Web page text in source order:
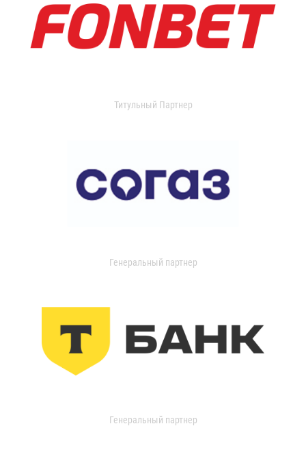
Титульный Партнер
Генеральный партнер
Генеральный партнер